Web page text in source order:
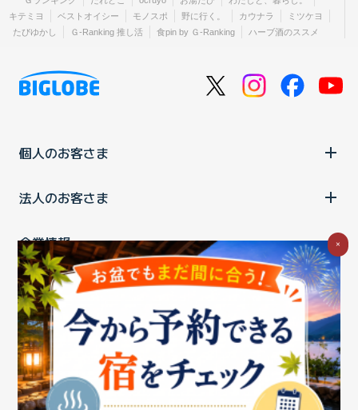
キテミヨ
ベストオイシー モノスポ 野に行く。 カウナラ
ミツケヨ
たびゆかし
Ｇ-Ranking 推し活 食pin by Ｇ-Ranking ハーブ酒のススメ
個人のお客さま
法人のお客さま
企業情報
ご利用中の方
お問い合わせ消費税の表示 ウェブアクセシビリティの取り組み
個人情報保護ポリシープライバシーポータル
Cookieポリシー
特定商取引法に基づく表記情報セキュリティ基本方針
商標についてBIGLOBEトップ
×